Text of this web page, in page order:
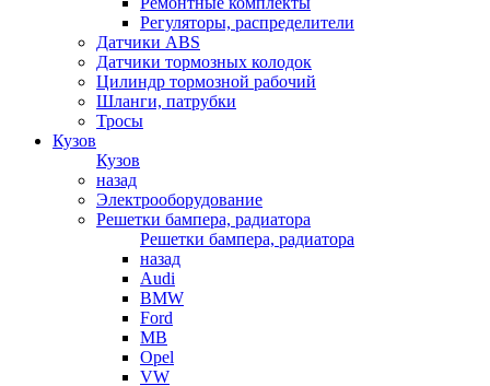
Регуляторы, распределители
Датчики ABS
Датчики тормозных колодок
Цилиндр тормозной рабочий
Шланги, патрубки
Тросы
Кузов
Кузов
назад
Электрооборудование
Решетки бампера, радиатора
Решетки бампера, радиатора
назад
Audi
BMW
Ford
MB
Opel
VW